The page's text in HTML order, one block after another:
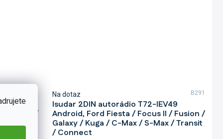
/ Fusion /
Transit
Isudar 2DIN autorádio T72-IEV49
Android, Ford Fiesta / Focus II / Fusion /
Galaxy / Kuga / C-Max / S-Max / Transit
/ Connect
Na dotaz B291